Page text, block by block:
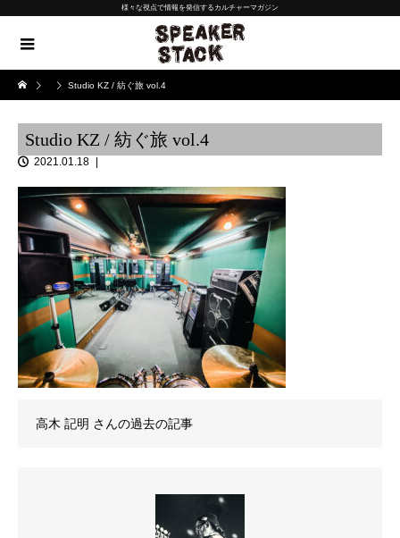
様々な視点で情報を発信するカルチャーマガジン
Studio KZ / 紡ぐ旅 vol.4
Studio KZ / 紡ぐ旅 vol.4
2021.01.18
高木 記明 さんの過去の記事